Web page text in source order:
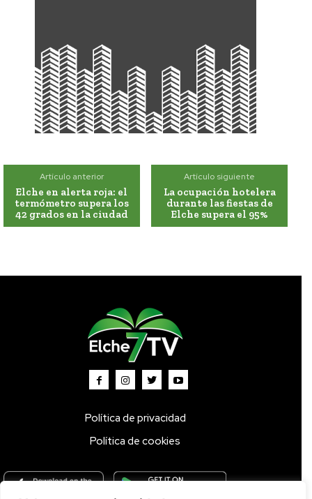
Artículo anterior
Elche en alerta roja: el
termómetro supera los
42 grados en la ciudad
Artículo siguiente
La ocupación hotelera
durante las fiestas de
Elche supera el 95%
Política de privacidad
Política de cookies